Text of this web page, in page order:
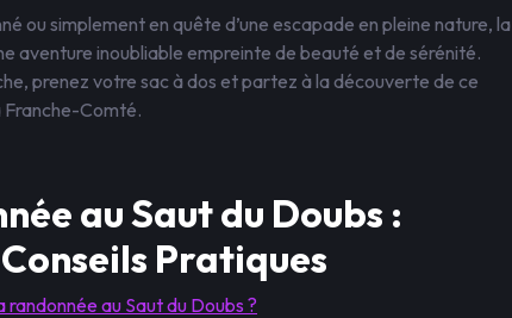
ou simplement en quête d’une escapade en pleine nature, la
aventure inoubliable empreinte de beauté et de sérénité.
prenez votre sac à dos et partez à la découverte de ce
Franche-Comté.
au Saut du Doubs :
Pratiques
au Saut du Doubs ?